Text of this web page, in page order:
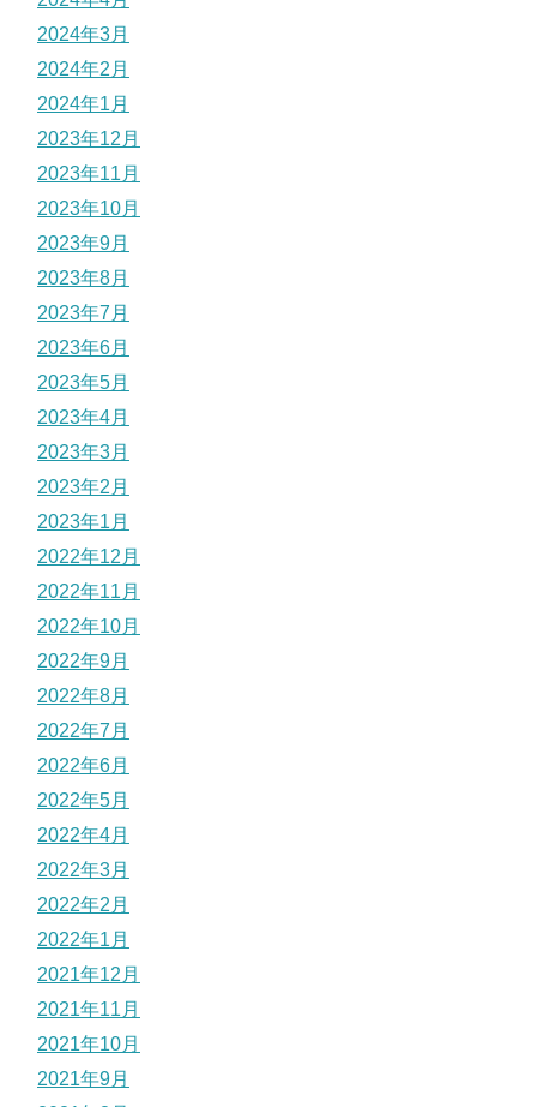
2024年3月
2024年2月
2024年1月
2023年12月
2023年11月
2023年10月
2023年9月
2023年8月
2023年7月
2023年6月
2023年5月
2023年4月
2023年3月
2023年2月
2023年1月
2022年12月
2022年11月
2022年10月
2022年9月
2022年8月
2022年7月
2022年6月
2022年5月
2022年4月
2022年3月
2022年2月
2022年1月
2021年12月
2021年11月
2021年10月
2021年9月